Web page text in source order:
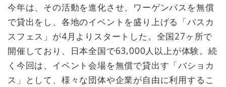
今年は、その活動を進化させ、ワーゲンバスを無償
で貸出をし、各地のイベントを盛り上げる「バスカ
スフェス」が4月よりスタートした。全国27ヶ所で
開催しており、日本全国で63,000人以上が体験。続
く今回は、イベント会場を無償で貸出す「バショカ
ス」として、様々な団体や企業が自由に利用するこ